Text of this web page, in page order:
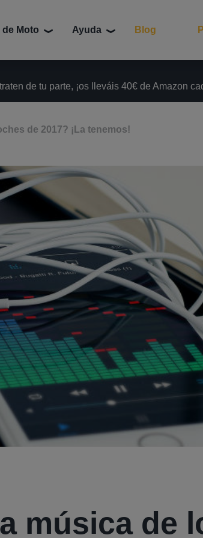
de tu parte, ¡os lleváis 40€ de Amazon
Moto Ayuda Blog
de 2017? ¡La tenemos!
música de